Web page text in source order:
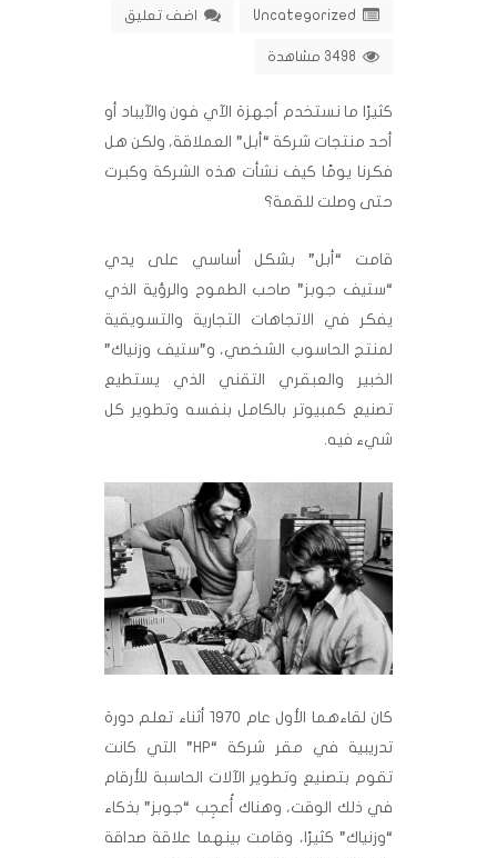
Uncategorized اضف تعليق
كثيرًا ما نستخدم أجهزة الآي فون والآيباد أو
أحد منتجات شركة “أبل” العملاقة، ولكن هل
فكرنا يومًا كيف نشأت هذه الشركة وكبرت
حتى وصلت للقمة؟
قامت “أبل” بشكل أساسي على يدي
“ستيف جوبز” صاحب الطموح والرؤية الذي
يفكر في الاتجاهات التجارية والتسويقية
لمنتج الحاسوب الشخصي، و”ستيف وزنياك”
الخبير والعبقري التقني الذي يستطيع
تصنيع كمبيوتر بالكامل بنفسه وتطوير كل
شيء فيه.
كان لقاءهما الأول عام 1970 أثناء تعلم دورة
تدريبية في مقر شركة “HP” التي كانت
تقوم بتصنيع وتطوير الآلات الحاسبة للأرقام
في ذلك الوقت، وهناك أُعجِب “جوبز” بذكاء
“وزنياك” كثيرًا، وقامت بينهما علاقة صداقة